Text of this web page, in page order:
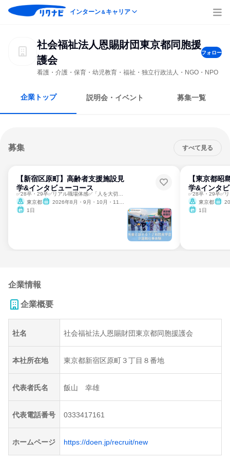
インターン＆キャリア
社会福祉法人恩賜財団東京都同胞援
護会
フォロー
看護・介護・保育・幼児教育・福祉・独立行政法人・NGO・NPO
企業トップ 説明会・イベント 募集一覧
募集 すべて見る
【新宿区原町】高齢者支援施設見
学&インタビューコース
東京都
2026年8月・9月・10月・11月・12月
1日
【東京都昭
学&インタ
東京都
1日
企業情報
企業概要
社名 社会福祉法人恩賜財団東京都同胞援護会
本社所在地 東京都新宿区原町３丁目８番地
代表者氏名 飯山 幸雄
代表電話番号 0333417161
ホームページ https://doen.jp/recruit/new